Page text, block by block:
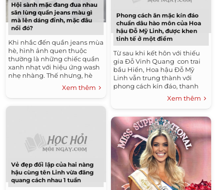
Hội sành mặc đang đua nhau
săn lùng quần jeans màu gì
mà lên dáng đỉnh, mặc đâu
nổi đó?
Khi nhắc đến quần jeans mùa
hè, hình ảnh quen thuộc
thường là những chiếc quần
xanh nhạt với hiệu ứng wash
nhẹ nhàng. Thế nhưng, hè
2025 lại chứng kiến sự lên
ngôi của quần jeans xanh
đậm...
Xem thêm
Vẻ đẹp đối lập của hai nàng
hậu cùng tên Linh vừa đăng
quang cách nhau 1 tuần
Phong cách ăn mặc kín đáo
chuẩn dâu hào môn của Hoa
hậu Đỗ Mỹ Linh, được khen
tinh tế ở một điểm
Từ sau khi kết hôn với thiếu
gia Đỗ Vinh Quang con trai
bầu Hiển, Hoa hậu Đỗ Mỹ
Linh vẫn trung thành với
phong cách kín đáo, thanh
lịch nhưng ngày càng tinh tế
và “ra dáng dâu hào môn”
hơn. Vốn...
Xem thêm